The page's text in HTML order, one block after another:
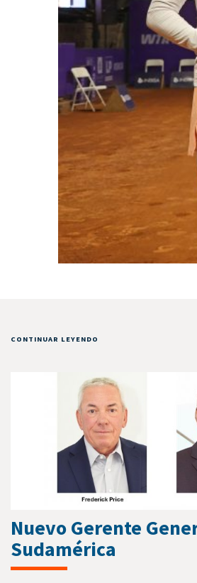
CONTINUAR LEYENDO
Nuevo Gerente
Sudamérica